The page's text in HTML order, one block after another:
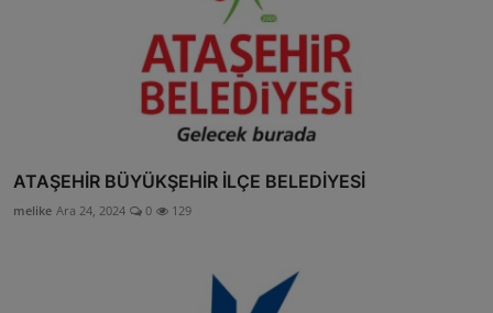
ATAŞEHİR BÜYÜKŞEHİR İLÇE BELEDİYESİ
melike Ara 24, 2024 0 129